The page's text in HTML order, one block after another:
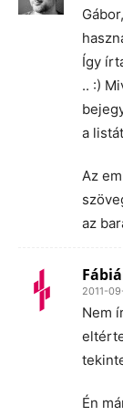
Így
.. :)
a
Az
az
2011-
Nem
Én